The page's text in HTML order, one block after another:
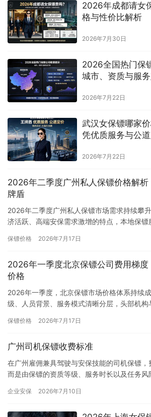
2026年成都请女
格与性价比解析
2026年7月30日
2026全国热门保
城市、资质与服
2026年7月22日
武汉女保镖哪家
凭优质服务与公
2026年7月22日
2026年二季度广州私人保镖价格解析
牌盾
2026年二季度广州私人保镖市场需求持续攀
济活跃、高端安保需求激增的特点，本地保镖
度…
保镖价格 2026年7月17日
2026年一季度北京保镖公司费用梯度
价格
2026年一季度，北京保镖市场价格体系持续
级、人员背景、服务模式清晰分层，头部机
团…
保镖价格 2026年7月17日
广州司机保镖收费标准
在广州雇佣兼具驾驶与安保技能的司机保镖，
而是由保镖的资质等级、服务时长以及任务
础…
企业安保 2026年7月10日